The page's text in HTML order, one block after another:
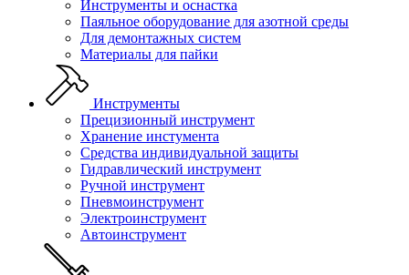
Инструменты и оснастка
Паяльное оборудование для азотной среды
Для демонтажных систем
Материалы для пайки
Инструменты
Прецизионный инструмент
Хранение инстумента
Средства индивидуальной защиты
Гидравлический инструмент
Ручной инструмент
Пневмоинструмент
Электроинструмент
Автоинструмент